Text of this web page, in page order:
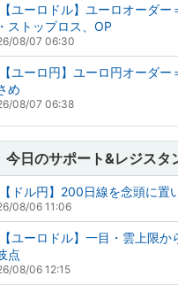
【ユーロドル】ユーロオーダ
ストップロス、OP
08/07 06:30
【ユーロ円】ユーロ円オーダ
め
08/07 06:38
今日のサポート&レジスタ
【ドル円】200日線を念頭に置
08/06 11:06
【ユーロドル】一目・雲上限
点
08/06 12:15